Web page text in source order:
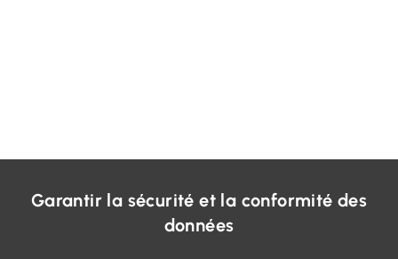
Garantir la sécurité et la conformité des
données